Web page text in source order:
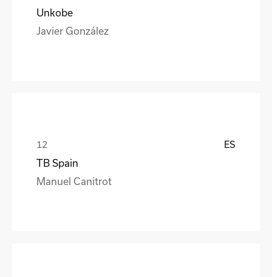
Unkobe
Javier González
ES
TB Spain
Manuel Canitrot